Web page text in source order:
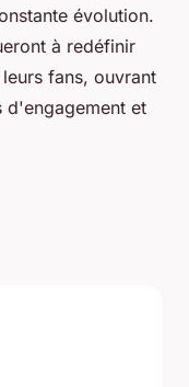
évolution.
à redéfinir
fans, ouvrant
d'engagement et